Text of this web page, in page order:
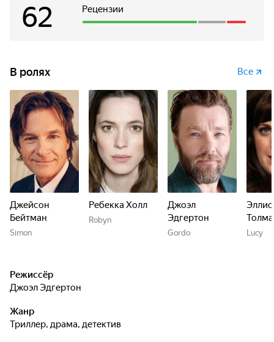
Рецензии
62
В ролях Все
Джейсон
Бейтман
Simon
Ребекка Холл
Robyn
Джоэл
Эдгертон
Gordo Lucy
Режиссёр
Джоэл Эдгертон
Жанр
триллер, драма, детектив